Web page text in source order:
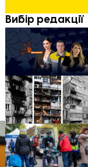
Вибір редакції